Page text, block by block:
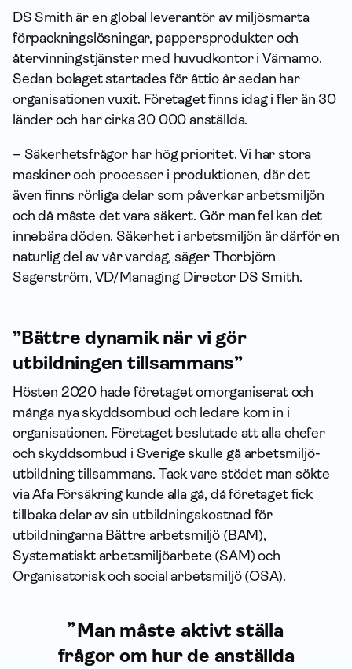
DS Smith är en global leverantör av miljösmarta
förpackningslösningar, pappersprodukter och
återvinningstjänster med huvudkontor i Värnamo.
Sedan bolaget startades för åttio år sedan har
organisationen vuxit. Företaget finns idag i fler än 30
länder och har cirka 30 000 anställda.
– Säkerhetsfrågor har hög prioritet. Vi har stora
maskiner och processer i produktionen, där det
även finns rörliga delar som påverkar arbetsmiljön
och då måste det vara säkert. Gör man fel kan det
innebära döden. Säkerhet i arbetsmiljön är därför en
naturlig del av vår vardag, säger Thorbjörn
Sagerström, VD/Managing Director DS Smith.
”Bättre dynamik när vi gör
utbildningen tillsammans”
Hösten 2020 hade företaget omorganiserat och
många nya skydds­ombud och ledare kom in i
organisationen. Företaget beslutade att alla chefer
och skydds­ombud i Sverige skulle gå arbets­miljö­
utbildning tillsammans. Tack vare stödet man sökte
via Afa För­säkring kunde alla gå, då företaget fick
tillbaka delar av sin utbildningskostnad för
utbildningarna Bättre arbetsmiljö (BAM),
Systematiskt arbets­miljö­arbete (SAM) och
Organisatorisk och social arbetsmiljö (OSA).
Man måste aktivt ställa
frågor om hur de anställda